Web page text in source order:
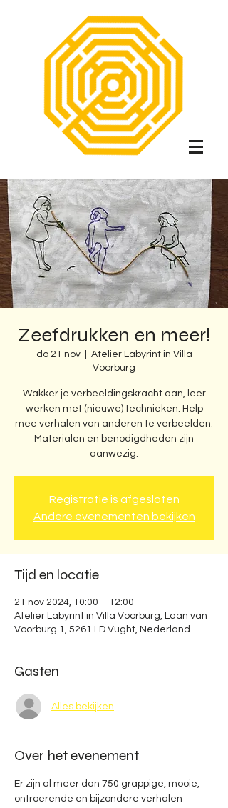
Zeefdrukken en meer!
do 21 nov
  |
Atelier Labyrint in Villa
Voorburg
Wakker je verbeeldingskracht aan, leer
werken met (nieuwe) technieken. Help
mee verhalen van anderen te verbeelden.
Materialen en benodigdheden zijn
aanwezig.
Registratie is afgesloten
Andere evenementen bekijken
Tijd en locatie
21 nov 2024, 10:00 – 12:00
Atelier Labyrint in Villa Voorburg, Laan van
Voorburg 1, 5261 LD Vught, Nederland
Gasten
Alles bekijken
Over het evenement
Er zijn al meer dan 750 grappige, mooie,
ontroerende en bijzondere verhalen